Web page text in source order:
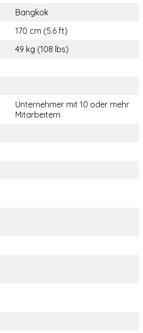
Bangkok
170 cm (5.6 ft)
49 kg (108 lbs)
Unternehmer mit 10 oder mehr
Mitarbeitern